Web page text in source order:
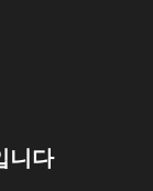
니다